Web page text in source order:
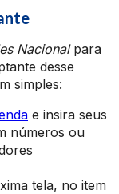
Nacionalpara
desse
simples:
e insira seus
números ou
tela, no item